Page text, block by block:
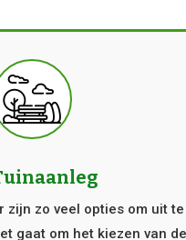
zijn zo veel opties om uit
gaat om het kiezen van